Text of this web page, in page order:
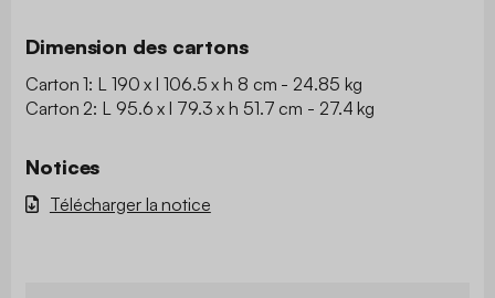
Dimension des cartons
Carton 1: L 190 x l 106.5 x h 8 cm - 24.85 kg
Carton 2: L 95.6 x l 79.3 x h 51.7 cm - 27.4 kg
Notices
Télécharger la notice